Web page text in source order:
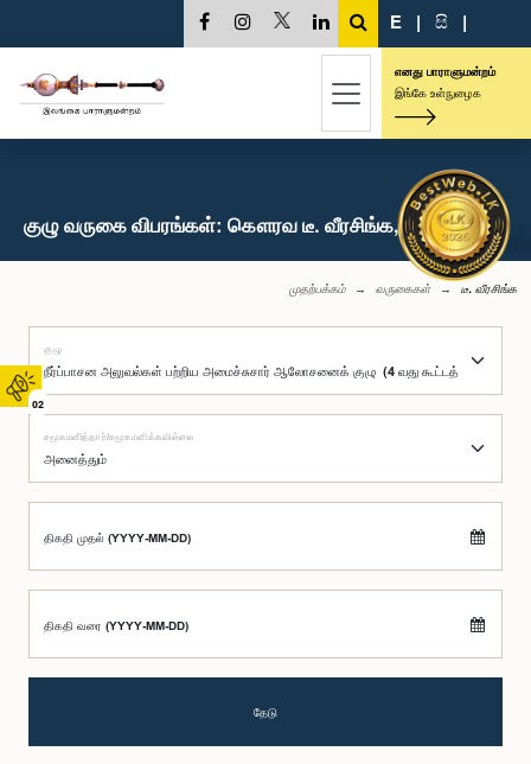
02
E | සි |
எனது பாராளுமன்றம்
இங்கே உள்நுழைக
குழு வருகை விபரங்கள்: கௌரவ டீ. வீரசிங்க, பா.உ.
முதற்பக்கம் வருகைகள் டீ. வீரசிங்க
குழு
சமூகமளித்தார்/சமூகமளிக்கவில்லை
திகதி முதல் (YYYY-MM-DD)
திகதி வரை (YYYY-MM-DD)
தேடு